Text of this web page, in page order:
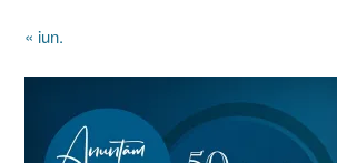
« iun.